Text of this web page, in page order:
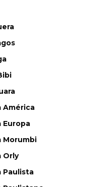
América
Europa
Morumbi
Orly
Paulista